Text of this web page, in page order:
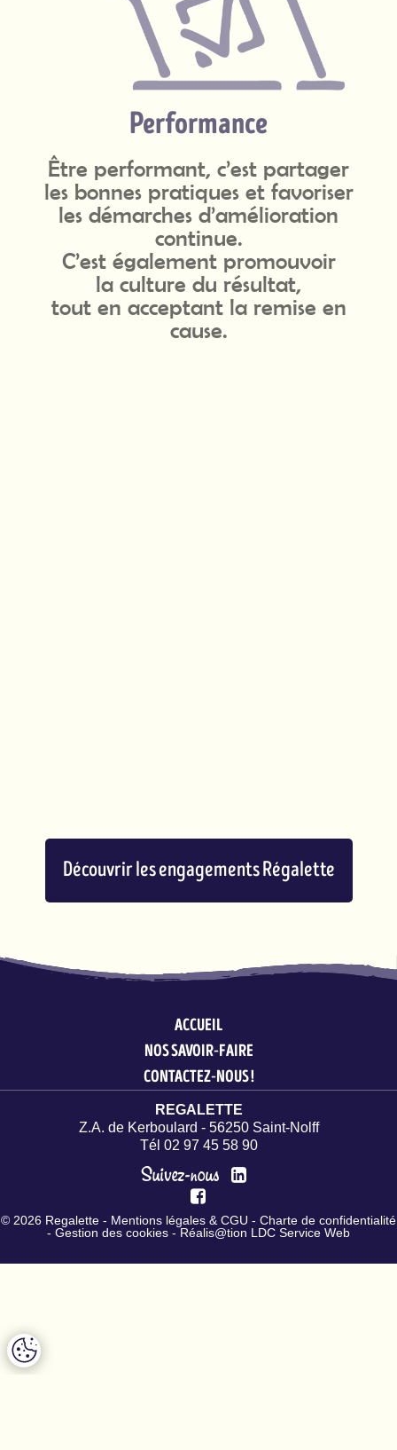
Performance
Être performant, c’est partager
les bonnes pratiques et favoriser
les démarches d’amélioration
continue.
C’est également promouvoir
la culture du résultat,
tout en acceptant la remise en
cause.
Simplicité
L’humilité est un des fondements
de cette
simplicité caractéristique de notre
Groupe.
Il est également important pour
chacun
de rester accessible, d’aller à
l’essentiel.
Découvrir les engagements Régalette
ACCUEIL
NOS SAVOIR-FAIRE
CONTACTEZ-NOUS !
REGALETTE
Z.A. de Kerboulard - 56250 Saint-Nolff
Tél 02 97 45 58 90
Suivez-nous
© 2026 Regalette - Mentions légales & CGU - Charte de confidentialité
- Gestion des cookies - Réalis@tion LDC Service Web